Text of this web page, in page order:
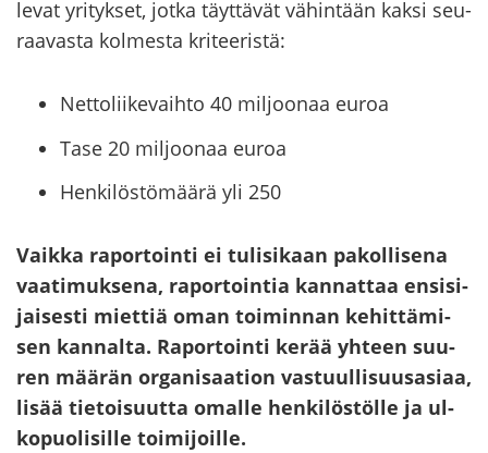
le­vat yri­tyk­set, jotka täyt­tä­vät vä­hin­tään kaksi seu­
raa­vas­ta kol­mes­ta kri­tee­ris­tä:
Nettoliikevaihto 40 miljoonaa euroa
Tase 20 miljoonaa euroa
Henkilöstömäärä yli 250
Vaik­ka ra­por­toin­ti ei tu­li­si­kaan pa­kol­li­se­na
vaa­ti­muk­se­na, ra­por­toin­tia kan­nat­taa en­si­si­
jai­ses­ti miet­tiä oman toi­min­nan ke­hit­tä­mi­
sen kan­nal­ta. Ra­por­toin­ti kerää yh­teen suu­
ren mää­rän or­ga­ni­saa­tion vas­tuul­li­suus­asi­aa,
lisää tie­toi­suut­ta omal­le hen­ki­lös­töl­le ja ul­
ko­puo­li­sil­le toi­mi­joil­le.